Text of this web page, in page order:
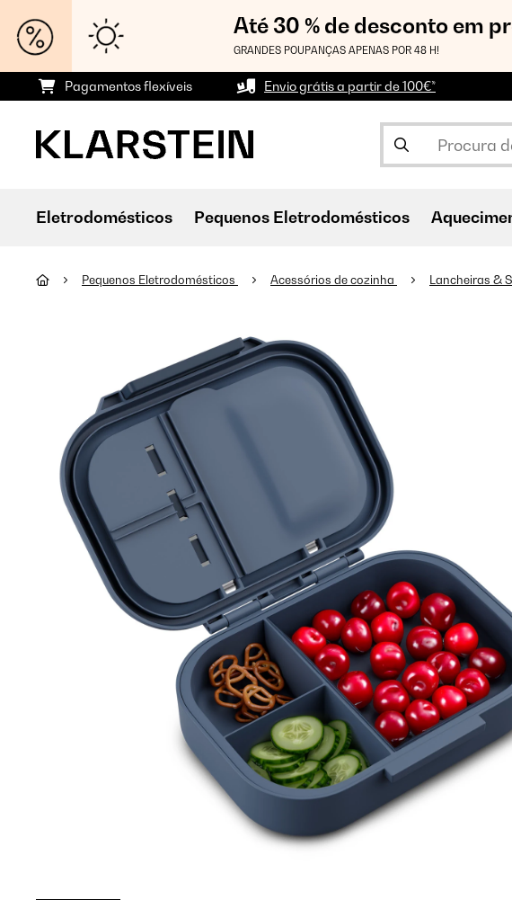
Até 30 % de desconto em
GRANDES POUPANÇAS APENAS POR 48 H!
Pagamentos flexíveis Envio grátis a partir de 100€*
Eletrodomésticos Pequenos Eletrodomésticos
Pequenos Eletrodomésticos Acessórios de cozinha Lancheiras &